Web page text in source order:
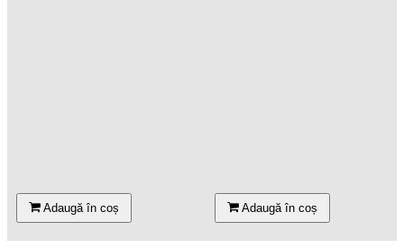
Adaugă în coș Adaugă în coș